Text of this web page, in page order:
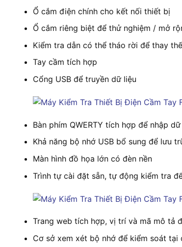
Ổ cắm điện chính cho kết nối thiết bị
Ổ cắm riêng biệt để thử nghiệm / mở
Kiểm tra dẫn có thể tháo rời để thay
Tay cầm tích hợp
Cổng USB để truyền dữ liệu
Bàn phím QWERTY tích hợp để nhập
Khả năng bộ nhớ USB bổ sung để lưu
Màn hình đồ họa lớn có đèn nền
Trình tự cài đặt sẵn, tự động kiểm tra
Trang web tích hợp, vị trí và mã mô tả
Cơ sở xem xét bộ nhớ để kiểm soát tại